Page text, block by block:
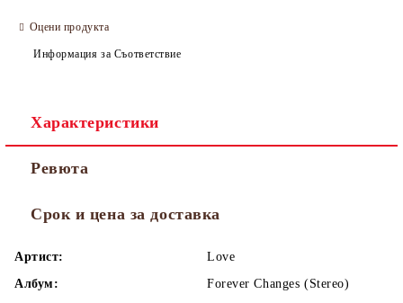
Оцени продукта
Информация за Съответствие
Характеристики
Ревюта
Срок и цена за доставка
Артист:
Love
Албум:
Forever Changes (Stereo)